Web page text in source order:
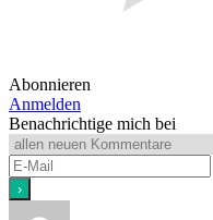
Abonnieren
Anmelden
Benachrichtige mich bei